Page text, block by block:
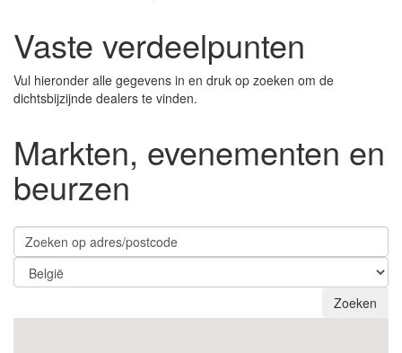
Vaste verdeelpunten
Vul hieronder alle gegevens in en druk op zoeken om de
dichtsbijzijnde dealers te vinden.
Markten, evenementen en
beurzen